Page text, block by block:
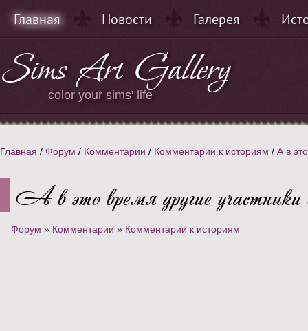
Главная Новости Галерея
color your sims' life
Главная / Форум / Комментарии / Комментарии к историям / А в
А в это время другие
Форум » Комментарии » Комментарии к историям